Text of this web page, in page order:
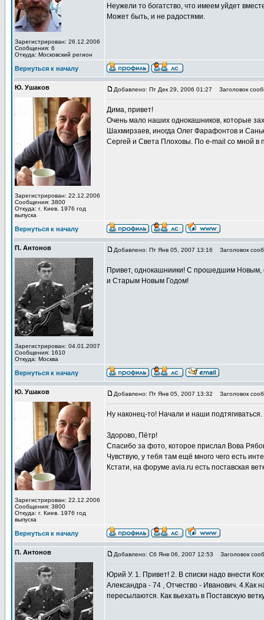
Зарегистрирован: 26.12.2006
Сообщения: 6
Откуда: Московский регион
Неужели то богатство, что имеем уйдет
Может быть, и не радостями.
Вернуться к началу
Ю. Ушаков
Зарегистрирован: 22.12.2006
Сообщения: 3800
Откуда: г. Киев. 1976 год
выпуска
Добавлено: Пт Дек 29, 2006 01:27 Заголовок
Дима, привет!
Очень мало наших однокашников, которые
Шахмирзаев, иногда Олег Фарафонтов и
Сергей и Света Плоховы. По e-mail со мной в
Вернуться к началу
П. Антонов
Зарегистрирован: 04.01.2007
Сообщения: 1610
Откуда: Москва
Добавлено: Пт Янв 05, 2007 13:16 Заголовок
Привет, однокашниики! С прошедшим Новым,
и Старым Новым Годом!
Вернуться к началу
Ю. Ушаков
Зарегистрирован: 22.12.2006
Сообщения: 3800
Откуда: г. Киев. 1976 год
выпуска
Добавлено: Пт Янв 05, 2007 13:32 Заголовок
Ну наконец-то! Начали и наши подтягиваться.
Здорово, Пётр!
Спасибо за фото, которое прислал Вова
Чувствую, у тебя там ещё много чего есть
Кстати, на форуме avia.ru есть поставская
Вернуться к началу
П. Антонов Добавлено: Сб Янв 06, 2007 12:53 Заголовок
Юрий У. 1. Привет! 2. В списки надо внести
Александра - 74 , Отчество - Иванович. 4.Как
пересылаются. Как вьехать в Поставскую